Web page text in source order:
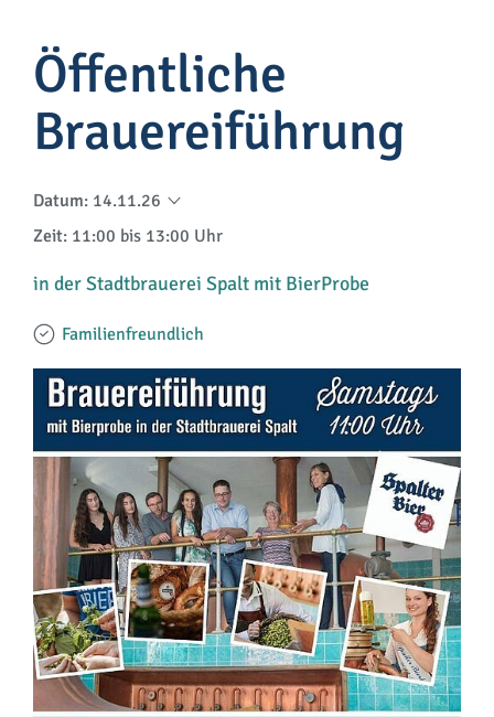
Öffentliche
Brauereiführung
Datum: 14.11.26
Zeit: 11:00 bis 13:00 Uhr
in der Stadtbrauerei Spalt mit BierProbe
Familienfreundlich